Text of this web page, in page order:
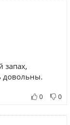
запах,
довольны.
0 0